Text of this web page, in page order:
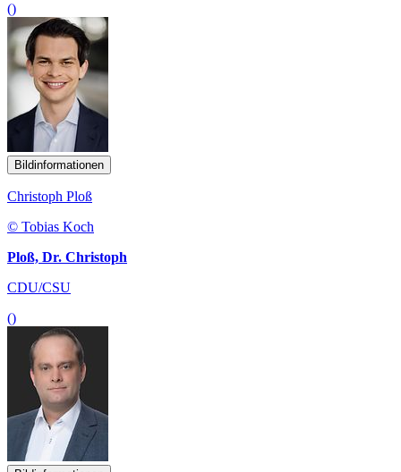
()
Bildinformationen
Christoph Ploß
© Tobias Koch
Ploß, Dr. Christoph
CDU/CSU
()